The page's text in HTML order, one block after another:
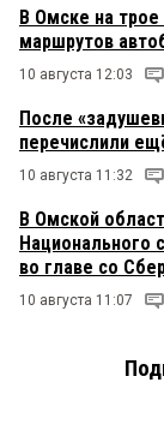
В Омске на
маршрутов
10 августа 12:03
После
перечислили
10 августа 11:32
В Омской
Национального
во главе со
10 августа 11:07